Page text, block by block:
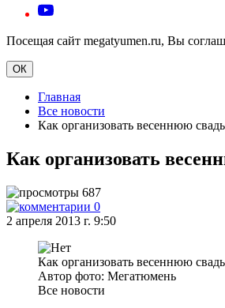
Посещая сайт megatyumen.ru, Вы
ОК
Главная
Все новости
Как организовать весеннюю
Как организовать
687
0
2 апреля 2013 г. 9:50
Как организовать весеннюю
Автор фото: Мегатюмень
Все новости